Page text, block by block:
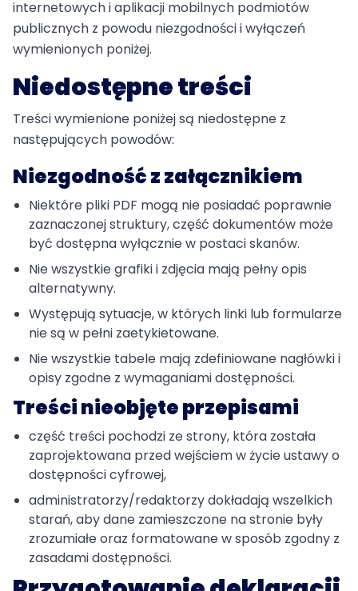
internetowych i aplikacji mobilnych podmiotów
publicznych z powodu niezgodności i wyłączeń
wymienionych poniżej.
Niedostępne treści
Treści wymienione poniżej są niedostępne z
następujących powodów:
Niezgodność z załącznikiem
Niektóre pliki PDF mogą nie posiadać poprawnie
zaznaczonej struktury, część dokumentów może
być dostępna wyłącznie w postaci skanów.
Nie wszystkie grafiki i zdjęcia mają pełny opis
alternatywny.
Występują sytuacje, w których linki lub formularze
nie są w pełni zaetykietowane.
Nie wszystkie tabele mają zdefiniowane nagłówki i
opisy zgodne z wymaganiami dostępności.
Treści nieobjęte przepisami
część treści pochodzi ze strony, która została
zaprojektowana przed wejściem w życie ustawy o
dostępności cyfrowej,
administratorzy/redaktorzy dokładają wszelkich
starań, aby dane zamieszczone na stronie były
zrozumiałe oraz formatowane w sposób zgodny z
zasadami dostępności.